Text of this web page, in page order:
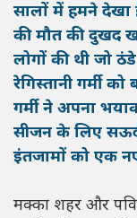
सालों में हमने देखा
की मौत की दुखद
लोगों की थी जो
रेगिस्तानी गर्मी
गर्मी ने अपना
सीजन के लिए
इंतजामों को एक
मक्का शहर और